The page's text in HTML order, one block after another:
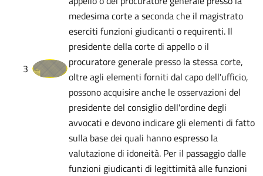
3
medesima corte a seconda che il magistrato
eserciti funzioni giudicanti o requirenti. Il
presidente della corte di appello o il
procuratore generale presso la stessa corte,
oltre agli elementi forniti dal capo dell'ufficio,
possono acquisire anche le osservazioni del
presidente del consiglio dell'ordine degli
avvocati e devono indicare gli elementi di fatto
sulla base dei quali hanno espresso la
valutazione di idoneità. Per il passaggio dalle
funzioni giudicanti di legittimità alle funzioni